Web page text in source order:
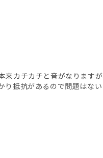
カチカチと音がなります
抵抗があるので問題はな